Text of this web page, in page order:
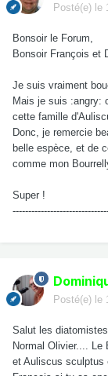
Posté(e) le
Bonsoir le Forum,
Bonsoir François et
Je suis vraiment
Mais je suis :angry:
cette famille
Donc, je remercie
belle espèce, et de
comme mon
Super !
Posté(e) le
Salut les
Normal Olivier.... Le
et Auliscus sculptus